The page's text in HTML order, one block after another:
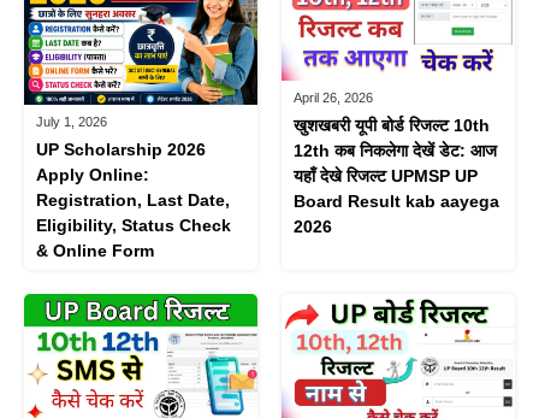
July 1, 2026
UP Scholarship 2026
Apply Online:
Registration, Last Date,
Eligibility, Status Check
& Online Form
April 26, 2026
खुशखबरी यूपी बोर्ड रिजल्ट 10th
12th कब निकलेगा देखें डेट: आज
यहाँ देखे रिजल्ट UPMSP UP
Board Result kab aayega
2026